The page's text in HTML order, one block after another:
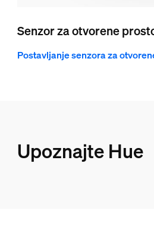
Senzor za otvorene
Postavljanje senzora za
Upoznajte Hue